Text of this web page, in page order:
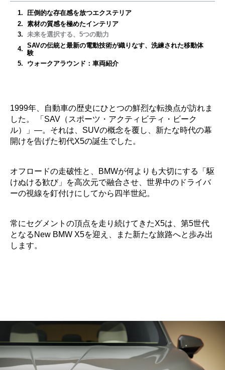
圧倒的な存在感を放つエクステリア
素材の質感を極めたインテリア
未来を選択する、5つの動力
SAVの伝統と最新の電動技術が織りなす、洗練された移動体
験
ウォークアラウンド：車両紹介
1999年、自動車の歴史にひとつの鮮烈な転換点が訪れま
した。 「SAV（スポーツ・アクティビティ・ビーク
ル）」―。それは、SUVの概念を覆し、新たな時代の幕
開けを告げた初代X5の誕生でした。
オフロードの走破性と、BMWが何よりも大切にする「駆
けぬける歓び」を高次元で融合させ、世界中のドライバ
ーの視線を釘付けにしてから四半世紀。
常にセグメントの頂点を走り続けてきたX5は、第5世代
となるNew BMW X5を迎え、また新たな旅路へと歩み出
します。